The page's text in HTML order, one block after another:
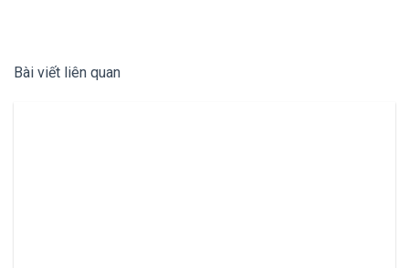
Bài viết liên quan